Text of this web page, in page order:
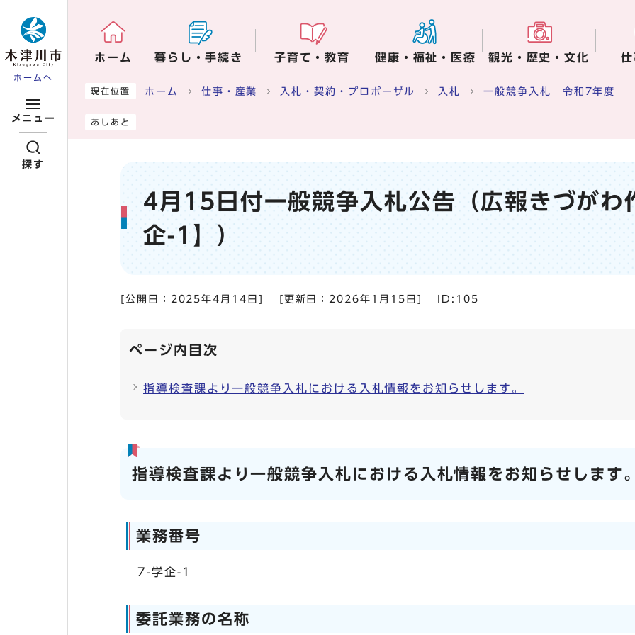
ホームへ
メニュー
探す
ホーム 暮らし・手続き 子育て・教育 健康・福祉・医療 観光・歴史・文化
ここから本文です
現在位置 ホーム 仕事・産業 入札・契約・プロポーザル 入札 一般競争入札 令和7年度
あしあと
4月15日付一般競争入札公告（広報きづがわ
企-1】）
[公開日： 2025年4月14日 [更新日： 2026年1月15日 ID:105
ページ内目次
指導検査課より一般競争入札における入札情報をお知らせします。
指導検査課より一般競争入札における入札情報をお知らせします
業務番号
7-学企-1
委託業務の名称